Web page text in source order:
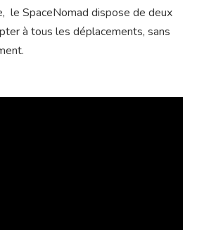
le SpaceNomad dispose de deux
à tous les déplacements, sans